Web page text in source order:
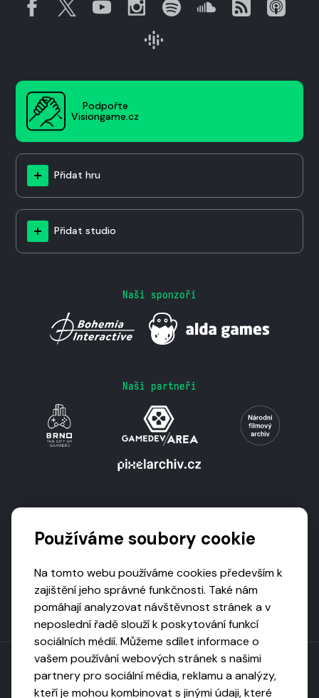
Podpořte
Visiongame.cz
Přidat hru
Přidat studio
Naši sponzoři
Naši partneři
Používáme soubory cookie
Na tomto webu používáme cookies především k
zajištění jeho správné funkčnosti. Také nám
pomáhají analyzovat návštěvnost stránek a v
neposlední řadě slouží k poskytování funkcí
sociálních médií. Můžeme sdílet informace o
vašem používání webových stránek s našimi
partnery pro sociální média, reklamu a analýzy,
kteří je mohou kombinovat s jinými údaji, které